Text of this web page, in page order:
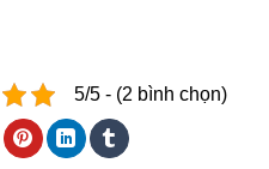
5/5 - (2 bình chọn)